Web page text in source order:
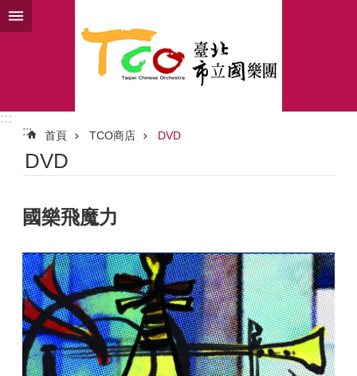
跳到主要內容區塊
:::
:::
首頁 TCO商店 DVD
DVD
國樂飛魔力